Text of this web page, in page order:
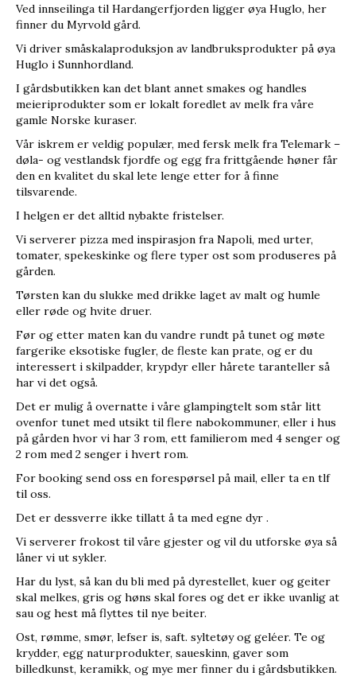
Ved innseilinga til Hardangerfjorden ligger øya Huglo, her
finner du Myrvold gård.
Vi driver småskalaproduksjon av landbruksprodukter på øya
Huglo i Sunnhordland.
I gårdsbutikken kan det blant annet smakes og handles
meieriprodukter som er lokalt foredlet av melk fra våre
gamle Norske kuraser.
Vår iskrem er veldig populær, med fersk melk fra Telemark –
døla- og vestlandsk fjordfe og egg fra frittgående høner får
den en kvalitet du skal lete lenge etter for å finne
tilsvarende.
I helgen er det alltid nybakte fristelser.
Vi serverer pizza med inspirasjon fra Napoli, med urter,
tomater, spekeskinke og flere typer ost som produseres på
gården.
Tørsten kan du slukke med drikke laget av malt og humle
eller røde og hvite druer.
Før og etter maten kan du vandre rundt på tunet og møte
fargerike eksotiske fugler, de fleste kan prate, og er du
interessert i skilpadder, krypdyr eller hårete taranteller så
har vi det også.
Det er mulig å overnatte i våre glampingtelt som står litt
ovenfor tunet med utsikt til flere nabokommuner, eller i hus
på gården hvor vi har 3 rom, ett familierom med 4 senger og
2 rom med 2 senger i hvert rom.
For booking send oss en forespørsel på mail, eller ta en tlf
til oss.
Det er dessverre ikke tillatt å ta med egne dyr .
Vi serverer frokost til våre gjester og vil du utforske øya så
låner vi ut sykler.
Har du lyst, så kan du bli med på dyrestellet, kuer og geiter
skal melkes, gris og høns skal fores og det er ikke uvanlig at
sau og hest må flyttes til nye beiter.
Ost, rømme, smør, lefser is, saft. syltetøy og geléer. Te og
krydder, egg naturprodukter, saueskinn, gaver som
billedkunst, keramikk, og mye mer finner du i gårdsbutikken.